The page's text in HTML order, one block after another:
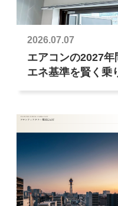
2026.07.07
エアコンの2027
エネ基準を賢く乗